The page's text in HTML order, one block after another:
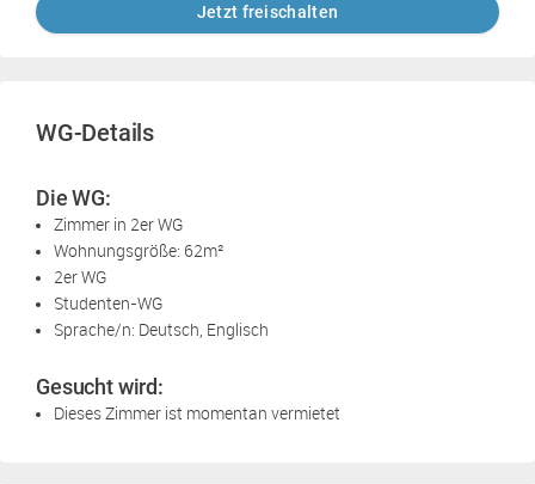
Jetzt freischalten
WG-Details
Die WG:
Zimmer in 2er WG
Wohnungsgröße: 62m²
2er WG
Studenten-WG
Sprache/n: Deutsch, Englisch
Gesucht wird:
Dieses Zimmer ist momentan vermietet